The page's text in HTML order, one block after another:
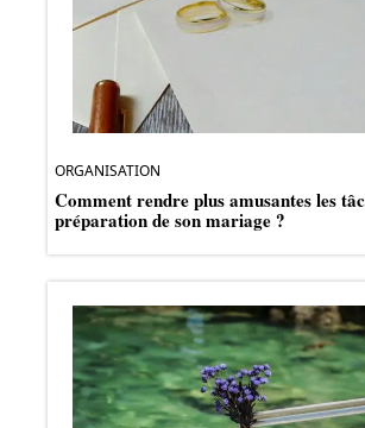
ORGANISATION
Comment rendre plus amusantes les
préparation de son mariage ?